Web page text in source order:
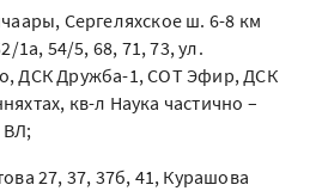
Сергеляхское ш. 6-8 км
1а, 54/5, 68, 71, 73, ул.
ДСК Дружба-1, СОТ Эфир, ДСК
кв-л Наука частично –
ВЛ;
27, 37, 37б, 41, Курашова